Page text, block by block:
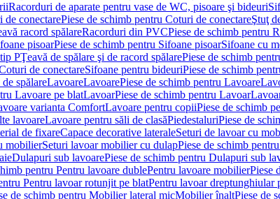
Racorduri de aparate pentru vase de WC, pisoare şi bideuri
de conectarePiese de schimb pentru Coturi de conectareŞtuţ
racord spălareRacorduri din PVCPiese de schimb pentru
pisoarPiese de schimb pentru Sifoane pisoarSifoane cu
PŢeavă de spălare şi de racord spălarePiese de schimb
de conectareSifoane pentru bideuriPiese de schimb
spălareLavoareLavoarePiese de schimb pentru Lavoare
Lavoare pe blatLavoarPiese de schimb pentru Lavoar
varianta ComfortLavoare pentru copiiPiese de schimb
lavoareLavoare pentru săli de clasăPiedestaluriPiese de
de fixareCapace decorative lateraleSeturi de lavoar cu
mobilierSeturi lavoar mobilier cu dulapPiese de schimb
Dulapuri sub lavoarePiese de schimb pentru Dulapuri sub
pentru Pentru lavoare dublePentru lavoare mobilierPiese
Pentru lavoar rotunjit pe blatPentru lavoar dreptunghiular
de schimb pentru Mobilier lateral micMobilier înaltPiese de